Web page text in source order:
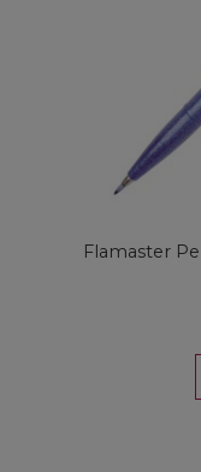
Flamaster